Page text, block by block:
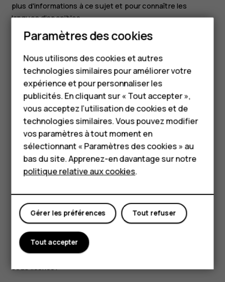
Smartphones
Téléphones classiques
HMD Terra M
Pour les entreprises
Tablettes
Boutique
Mon compte
plus d'informations à ce sujet et pour connaître les
langues disponibles.
Certaines fonctions, fonctionnalités et caractéristiques
soumises à des conditions, exigences et frais
supplémentaires.
Toutes les spécifications, caractéristiques et autres
informations sur le produit fournies sont sujettes à
modification sans préavis.
La Politique de confidentialité HMD Global, disponible sur
http://www.hmd.com/privacy, s'applique à votre utilisation
de l'appareil.
HMD Global Oy est le titulaire de licence exclusif de la
est une marque déposée de Nokia Corporation.
Android, Google et d'autres marques et logos associés
sont des marques commerciales de Google LLC.
Les logos et la marque du mot Bluetooth sont la propriété
de Bluetooth SIG, Inc. et HMD Global utilise ces marques
sous licence.
Paramètres des cookies
Nous utilisons des cookies et autres
technologies similaires pour améliorer votre
expérience et pour personnaliser les
publicités. En cliquant sur « Tout accepter »,
vous acceptez l’utilisation de cookies et de
technologies similaires. Vous pouvez modifier
vos paramètres à tout moment en
sélectionnant « Paramètres des cookies » au
bas du site. Apprenez-en davantage sur notre
politique relative aux cookies.
Tout refuser
Gérer les préférences
Tout accepter